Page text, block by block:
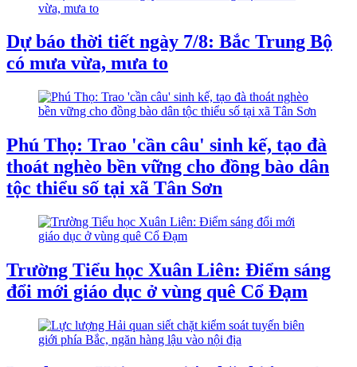
Dự báo thời tiết ngày 7/8: Bắc Trung Bộ
có mưa vừa, mưa to
Phú Thọ: Trao 'cần câu' sinh kế, tạo đà
thoát nghèo bền vững cho đồng bào dân
tộc thiểu số tại xã Tân Sơn
Trường Tiểu học Xuân Liên: Điểm sáng
đổi mới giáo dục ở vùng quê Cổ Đạm